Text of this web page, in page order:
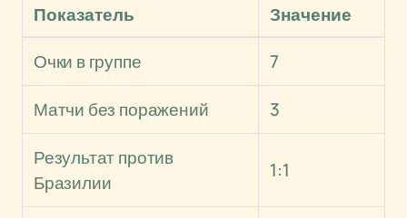
Показатель Значение
Очки в группе 7
Матчи без поражений 3
Результат против
Бразилии
1:1